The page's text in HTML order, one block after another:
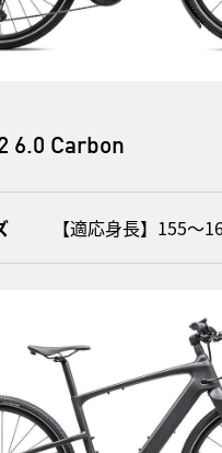
6.0 Carbon
【適応身長】155〜